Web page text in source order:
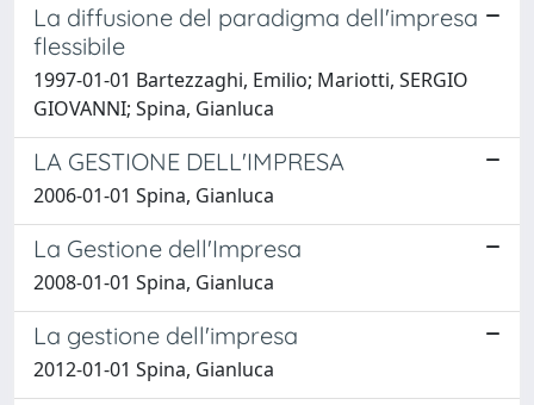
La diffusione del paradigma dell'impresa
flessibile
1997-01-01 Bartezzaghi, Emilio; Mariotti, SERGIO
GIOVANNI; Spina, Gianluca
LA GESTIONE DELL'IMPRESA
2006-01-01 Spina, Gianluca
La Gestione dell'Impresa
2008-01-01 Spina, Gianluca
La gestione dell'impresa
2012-01-01 Spina, Gianluca